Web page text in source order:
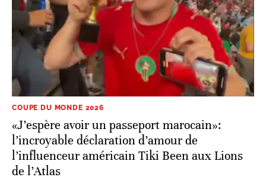
COUPE DU MONDE 2026
«J’espère avoir un passeport marocain»:
l’incroyable déclaration d’amour de
l’influenceur américain Tiki Been aux Lions
de l’Atlas